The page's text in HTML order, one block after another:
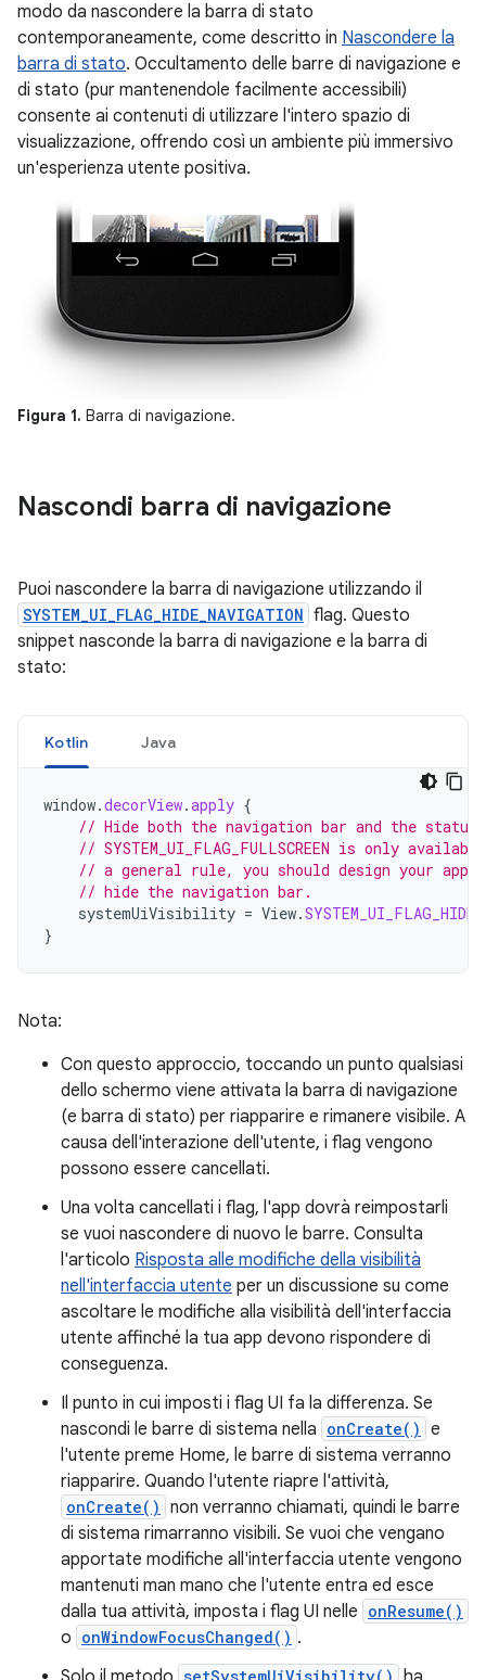
modo da nascondere la barra di stato
contemporaneamente, come descritto in Nascondere la
barra di stato. Occultamento delle barre di navigazione e
di stato (pur mantenendole facilmente accessibili)
consente ai contenuti di utilizzare l'intero spazio di
visualizzazione, offrendo così un ambiente più immersivo
un'esperienza utente positiva.
Figura 1. Barra di navigazione.
Nascondi barra di navigazione
Puoi nascondere la barra di navigazione utilizzando il
SYSTEM_UI_FLAG_HIDE_NAVIGATION flag. Questo
snippet nasconde la barra di navigazione e la barra di
stato:
Kotlin Java
window.decorView.apply {
// Hide both the navigation bar and the status
// SYSTEM_UI_FLAG_FULLSCREEN is only
// a general rule, you should design your app
// hide the navigation bar.
systemUiVisibility = View.
}
Nota:
Con questo approccio, toccando un punto qualsiasi
dello schermo viene attivata la barra di navigazione
(e barra di stato) per riapparire e rimanere visibile. A
causa dell'interazione dell'utente, i flag vengono
possono essere cancellati.
Una volta cancellati i flag, l'app dovrà reimpostarli
se vuoi nascondere di nuovo le barre. Consulta
l'articolo Risposta alle modifiche della visibilità
nell'interfaccia utente per un discussione su come
ascoltare le modifiche alla visibilità dell'interfaccia
utente affinché la tua app devono rispondere di
conseguenza.
Il punto in cui imposti i flag UI fa la differenza. Se
nascondi le barre di sistema nella onCreate() e
l'utente preme Home, le barre di sistema verranno
riapparire. Quando l'utente riapre l'attività,
onCreate() non verranno chiamati, quindi le barre
di sistema rimarranno visibili. Se vuoi che vengano
apportate modifiche all'interfaccia utente vengono
mantenuti man mano che l'utente entra ed esce
dalla tua attività, imposta i flag UI nelle onResume()
o onWindowFocusChanged() .